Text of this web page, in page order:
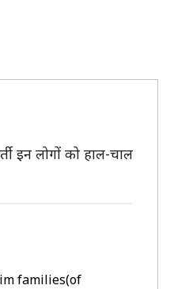
इन लोगों को हाल-चाल
families(of